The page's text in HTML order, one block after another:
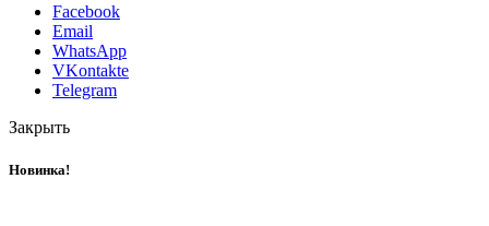
Facebook
Email
WhatsApp
VKontakte
Telegram
Закрыть
Новинка!